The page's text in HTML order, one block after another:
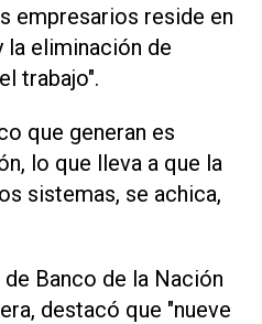
empresarios reside en
eliminación de
trabajo".
que generan es
lo que lleva a que la
sistemas, se achica,
Banco de la Nación
destacó que "nueve